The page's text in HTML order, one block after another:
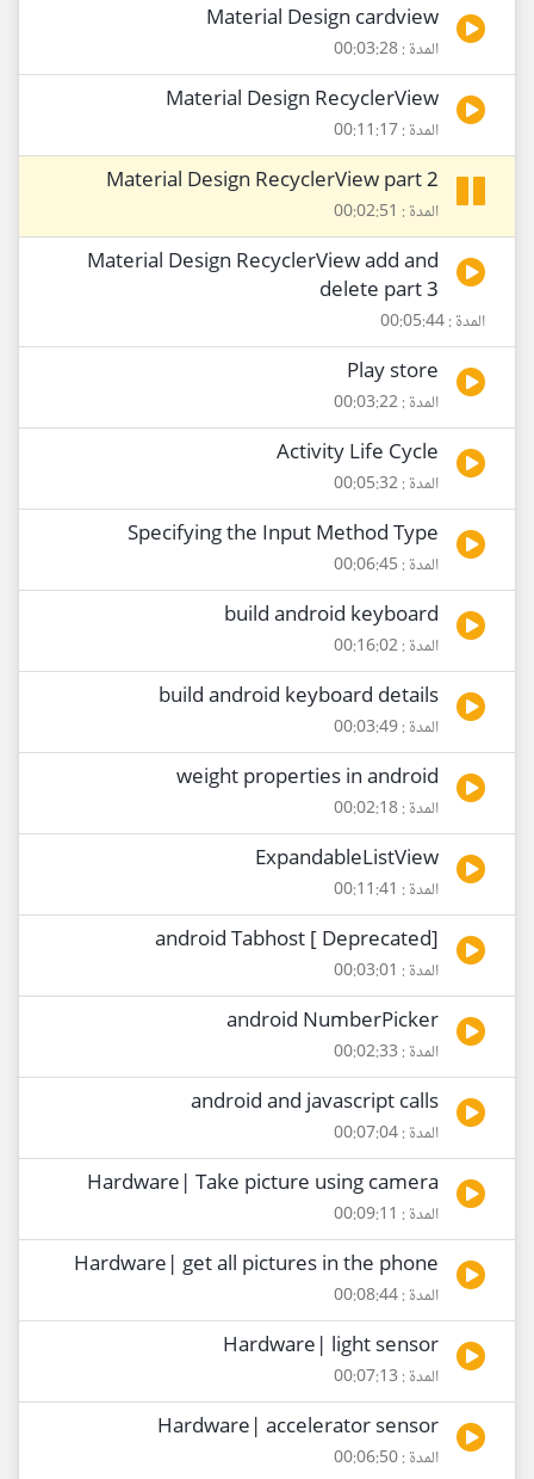
Material Design cardview
المدة : 00:03:28
Material Design RecyclerView
المدة : 00:11:17
Material Design RecyclerView part 2
المدة : 00:02:51
Material Design RecyclerView add and
delete part 3
المدة : 00:05:44
Play store
المدة : 00:03:22
Activity Life Cycle
المدة : 00:05:32
Specifying the Input Method Type
المدة : 00:06:45
build android keyboard
المدة : 00:16:02
build android keyboard details
المدة : 00:03:49
weight properties in android
المدة : 00:02:18
ExpandableListView
المدة : 00:11:41
[Deprecated ] android Tabhost
المدة : 00:03:01
android NumberPicker
المدة : 00:02:33
android and javascript calls
المدة : 00:07:04
Hardware| Take picture using camera
المدة : 00:09:11
Hardware| get all pictures in the phone
المدة : 00:08:44
Hardware| light sensor
المدة : 00:07:13
Hardware| accelerator sensor
المدة : 00:06:50